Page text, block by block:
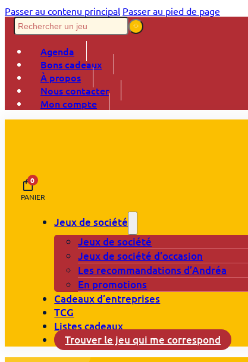
Passer au contenu principal Passer au pied de page
Agenda
Bons cadeaux
À propos
Nous contacter
Mon compte
0
PANIER
Jeux de société
Jeux de société
Jeux de société d’occasion
Les recommandations d’Andréa
En promotions
Cadeaux d’entreprises
TCG
Listes cadeaux
Trouver le jeu qui me correspond